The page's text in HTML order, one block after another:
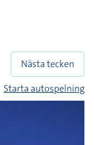
Nästa tecken
Starta autospelning